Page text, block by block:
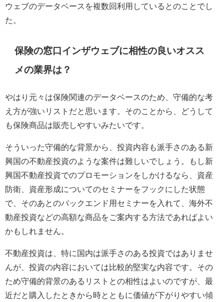
ウェブのデータベースを複数回利用しているとのことでし
た。
保険の窓口インザウェブに相性の良いオスス
メの業界は？
やはり元々は保険関連のデータベースのため、守備的な考
え方が強いリストだと思います。そのことから、どうして
も保険商品は販売しやすいみたいです。
そういった守備的な背景から、投資内容も派手さのある新
興国の不動産投資のような案件は難しいでしょう。もし新
興国不動産投資でのプロモーションをしかけるなら、資産
防衛、資産形成についてのセミナーをフックにした状態
で、そのあとのバックエンド用セミナーを入れて、海外不
動産投資などの高額な商品をご案内する方法であればよい
かもしれません。
不動産投資は、特に国内は派手さのある投資ではありませ
んが、投資の内容においては比較的堅実な内容です。その
ため守備的背景のあるリストとの相性はよいのですが、最
近だと購入したときから時とともに価値が下がりやすい傾